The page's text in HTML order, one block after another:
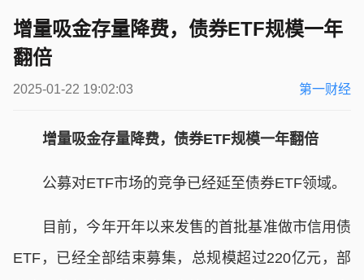
增量吸金存量降费，债券ETF规模一年
翻倍
2025-01-22 19:02:03 第一财经
增量吸金存量降费，债券ETF规模一年翻倍
公募对ETF市场的竞争已经延至债券ETF领域。
目前，今年开年以来发售的首批基准做市信用债
ETF，已经全部结束募集，总规模超过220亿元，部